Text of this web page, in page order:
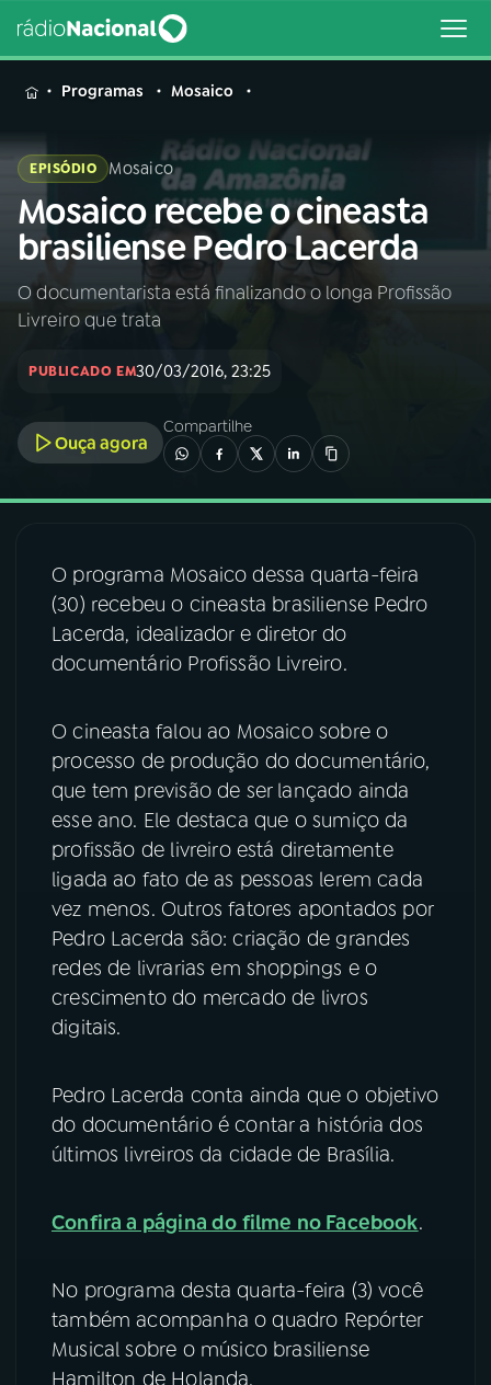
MENU
Buscar
na
Rádio
Nacional
Buscar
04 PROGRAMAS
06VIDEOCASTS
07ÚLTIMAS
08 FESTIVAL DE MÚSICA
ACOMPANHE A RÁDIO NACIONAL
YouTube
TikTok
Programas Mosaico
EPISÓDIO Mosaico
Mosaico recebe o cineasta
brasiliense Pedro Lacerda
O documentarista está finalizando o longa Profissão
Livreiro que trata
PUBLICADO EM30/03/2016, 23:25
Ouça agora
Compartilhe
O programa Mosaico dessa quarta-feira
(30) recebeu o cineasta brasiliense Pedro
Lacerda, idealizador e diretor do
documentário Profissão Livreiro.
O cineasta falou ao Mosaico sobre o
processo de produção do documentário,
que tem previsão de ser lançado ainda
esse ano. Ele destaca que o sumiço da
profissão de livreiro está diretamente
ligada ao fato de as pessoas lerem cada
vez menos. Outros fatores apontados por
Pedro Lacerda são: criação de grandes
redes de livrarias em shoppings e o
crescimento do mercado de livros
digitais.
Pedro Lacerda conta ainda que o objetivo
do documentário é contar a história dos
últimos livreiros da cidade de Brasília.
Confira a página do filme no Facebook.
No programa desta quarta-feira (3) você
também acompanha o quadro Repórter
Musical sobre o músico brasiliense
Hamilton de Holanda.